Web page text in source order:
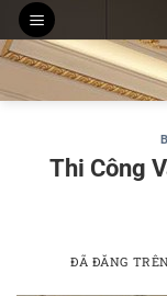
Chuyển
đến
nội
dung
THI CÔNG
THI
Thi Công
ĐÃ ĐĂNG